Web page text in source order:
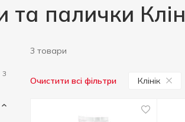
та палички
3
3 товари
Очистити всі фільтри Клінік